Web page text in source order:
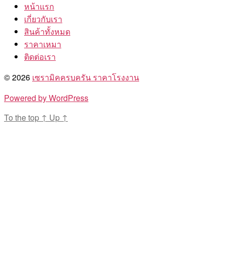
หน้าแรก
เกี่ยวกับเรา
สินค้าทั้งหมด
ราคาเหมา
ติดต่อเรา
© 2026 เซรามิคครบครัน ราคาโรงงาน
Powered by WordPress
To the top ↑ Up ↑